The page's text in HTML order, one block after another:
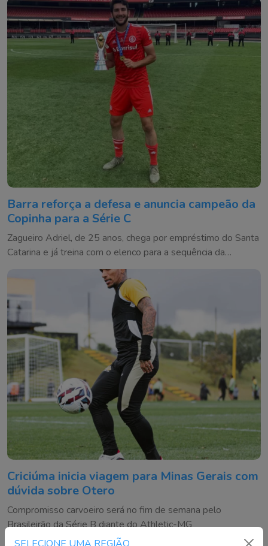
Barra reforça a defesa e anuncia campeão da
Copinha para a Série C
Zagueiro Adriel, de 25 anos, chega por empréstimo do Santa
Catarina e já treina com o elenco para a sequência da
Criciúma inicia viagem para Minas Gerais com
dúvida sobre Otero
Compromisso carvoeiro será no fim de semana pelo
Brasileirão da Série B diante do Athletic-MG